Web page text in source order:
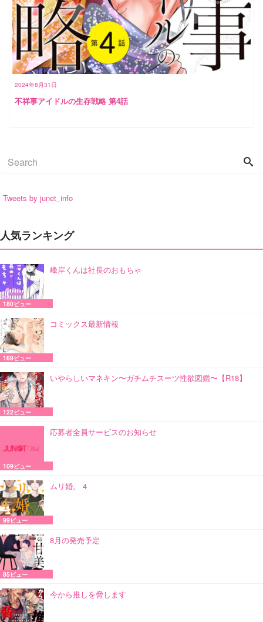
2024年8月31日
不祥事アイドルの生存戦略 第4話
Tweets by junet_info
人気ランキング
峰岸くんは社長のおもちゃ
180ビュー
コミックス最新情報
169ビュー
いやらしいマネキン〜ガチムチスーツ性欲図鑑〜【R18】
122ビュー
応募者全員サービスのお知らせ
109ビュー
ムリ婚。 4
99ビュー
8月の発売予定
85ビュー
今から推しを脅します